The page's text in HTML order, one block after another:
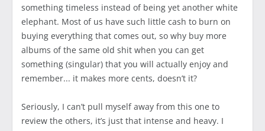
something timeless instead of being yet another white
elephant. Most of us have such little cash to burn on
buying everything that comes out, so why buy more
albums of the same old shit when you can get
something (singular) that you will actually enjoy and
remember... it makes more cents, doesn’t it?
Seriously, I can’t pull myself away from this one to
review the others, it’s just that intense and heavy. I